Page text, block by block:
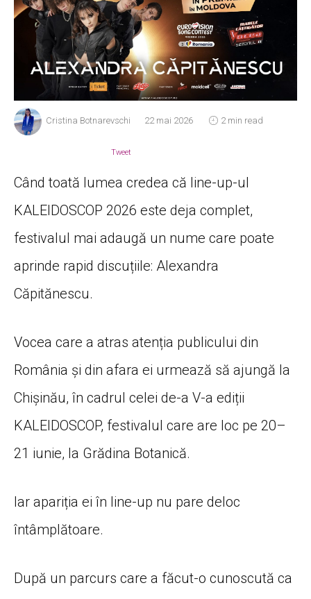
Cristina Botnarevschi 22 mai 2026 2 min read
Tweet
Când toată lumea credea că line-up-ul
KALEIDOSCOP 2026 este deja complet,
festivalul mai adaugă un nume care poate
aprinde rapid discuțiile: Alexandra
Căpitănescu.
Vocea care a atras atenția publicului din
România și din afara ei urmează să ajungă la
Chișinău, în cadrul celei de-a V-a ediții
KALEIDOSCOP, festivalul care are loc pe 20–
21 iunie, la Grădina Botanică.
Iar apariția ei în line-up nu pare deloc
întâmplătoare.
După un parcurs care a făcut-o cunoscută ca